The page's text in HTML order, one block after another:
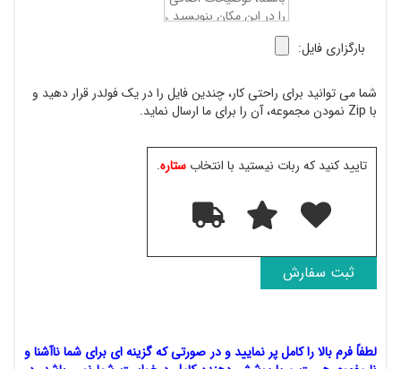
بارگزاری فایل:
شما می توانید برای راحتی کار، چندین فایل را در یک فولدر قرار دهید و
با Zip نمودن مجموعه، آن را برای ما ارسال نماید.
تایید کنید که ربات نیستید با انتخاب ستاره.
لطفاً فرم بالا را کامل پر نمایید و در صورتی که گزینه ای برای شما ناآشنا و